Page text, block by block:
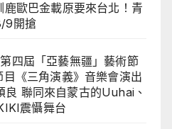
鹿歐巴金載原要來台北！青
9開搶
四屆「亞藝無疆」藝術節
《三角演義》音樂會演出
良 聯同來自蒙古的Uuhai、
震懾舞台